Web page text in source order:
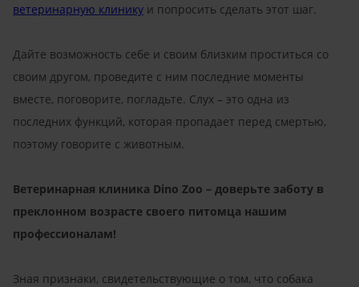
ветеринарную клинику и попросить сделать этот шаг.
Дайте возможность себе и своим близким проститься со
своим другом, проведите с ним последние моменты
вместе, поговорите, погладьте. Слух – это одна из
последних функций, которая пропадает перед смертью,
поэтому говорите с животным.
Ветеринарная клиника Dino Zoo – доверьте заботу в
преклонном возрасте своего питомца нашим
профессионалам!
Зная признаки, свидетельствующие о том, что собака